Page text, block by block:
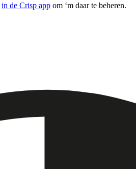
in de Crisp app om ‘m daar te beheren.